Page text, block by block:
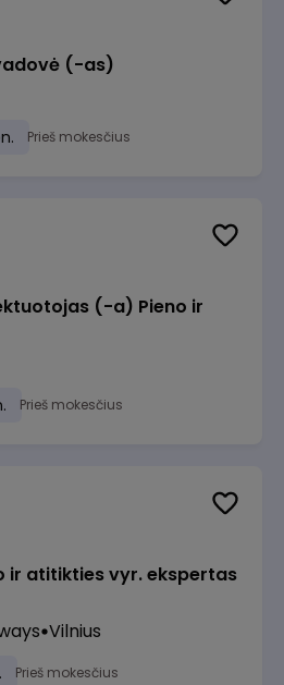
(-as)
Prieš mokesčius
(-a) Pieno ir
Prieš mokesčius
ir atitikties vyr. ekspertas
Vilnius
Prieš mokesčius